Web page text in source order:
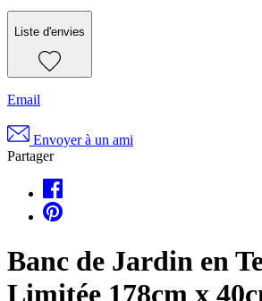
Liste d'envies
Email
Envoyer à un ami
Partager
Banc de Jardin en
Limitée 178cm x